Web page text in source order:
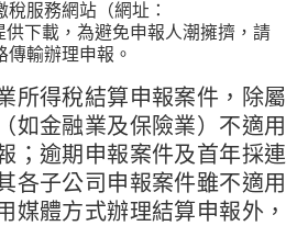
服務網站（網址：
供下載，為避免申報人潮擁擠，請
輸辦理申報。
所得稅結算申報案件，除屬
如金融業及保險業）不適用
；逾期申報案件及首年採連
各子公司申報案件雖不適用
媒體方式辦理結算申報外，